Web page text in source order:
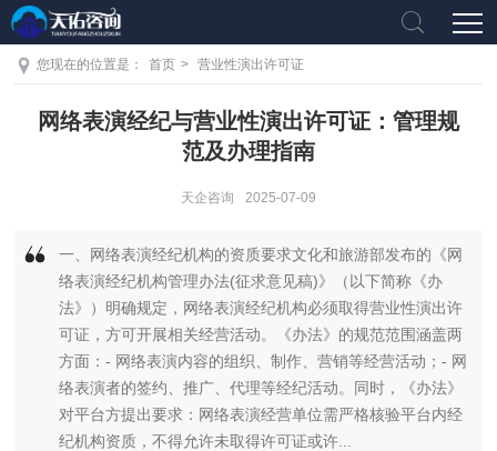
您现在的位置是： 首页 > 营业性演出许可证
网络表演经纪与营业性演出许可证：管理规
范及办理指南
天企咨询 2025-07-09
一、网络表演经纪机构的资质要求文化和旅游部发布的《网
络表演经纪机构管理办法(征求意见稿)》（以下简称《办
法》）明确规定，网络表演经纪机构必须取得营业性演出许
可证，方可开展相关经营活动。《办法》的规范范围涵盖两
方面：- 网络表演内容的组织、制作、营销等经营活动；- 网
络表演者的签约、推广、代理等经纪活动。同时，《办法》
对平台方提出要求：网络表演经营单位需严格核验平台内经
纪机构资质，不得允许未取得许可证或许...